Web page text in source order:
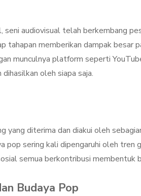
audiovisual telah berkembang
memberikan dampak besar
munculnya platform seperti
oleh siapa saja.
yang diterima dan diakui oleh
sering kali dipengaruhi oleh tren
semua berkontribusi membentuk
Budaya Pop